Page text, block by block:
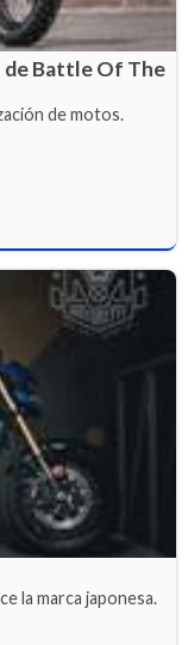
de Battle Of The
de motos.
la marca japonesa.